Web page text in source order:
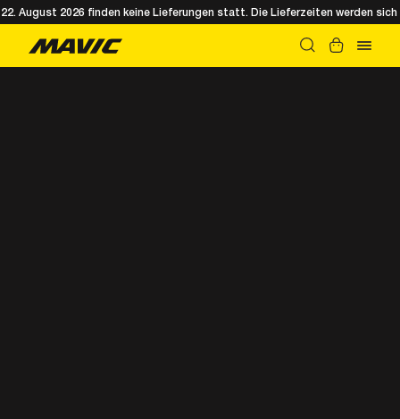
August 2026 finden keine Lieferungen statt. Die Lieferzeiten werden sich